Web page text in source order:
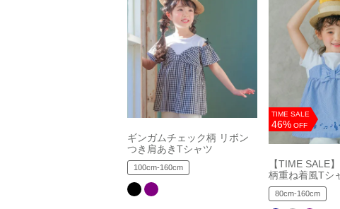
ギンガムチェック柄 リボン
つき肩あきTシャツ
100cm-160cm
TIME SALE
46% OFF
【TIME SALE
柄重ね着風Tシ
80cm-160cm